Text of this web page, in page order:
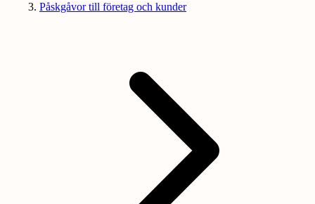
Påskgåvor till företag och kunder